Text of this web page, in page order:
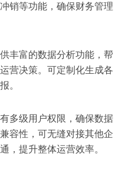
销等功能，确保财务管理
富的数据分析功能，帮
营决策。可定制化生成各
。
级用户权限，确保数据
容性，可无缝对接其他企
，提升整体运营效率。